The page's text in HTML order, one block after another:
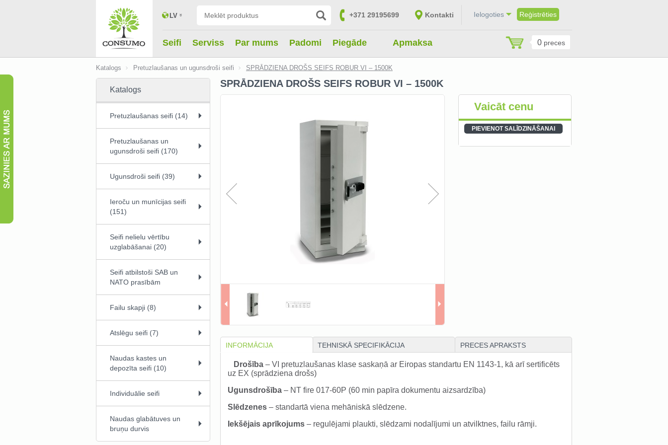
LV +371 29195699 Kontakti Ielogoties Reģistrēties
Seifi Serviss Par mums Padomi Piegāde Apmaksa 0 preces
Katalogs Pretuzlaušanas un ugunsdroši seifi SPRĀDZIENA DROŠS SEIFS ROBUR VI – 1500K
Katalogs
Pretuzlaušanas seifi (14)
Pretuzlaušanas un
ugunsdroši seifi (170)
Ugunsdroši seifi (39)
Ieroču un munīcijas seifi
(151)
Seifi nelielu vērtību
uzglabāšanai (20)
Seifi atbilstoši SAB un
NATO prasībām
Failu skapji (8)
Atslēgu seifi (7)
Naudas kastes un
depozīta seifi (10)
Individuālie seifi
Naudas glabātuves un
bruņu durvis
SPRĀDZIENA DROŠS SEIFS ROBUR VI – 1500K
Vaicāt cenu
PIEVIENOT SALĪDZINĀŠANAI
INFORMĀCIJA TEHNISKĀ SPECIFIKĀCIJA PRECES APRAKSTS
Drošība – VI pretuzlaušanas klase saskaņā ar Eiropas standartu EN 1143-1, kā arī sertificēts
uz EX (sprādziena drošs)
Ugunsdrošība – NT fire 017-60P (60 min papīra dokumentu aizsardzība)
Slēdzenes – standartā viena mehāniskā slēdzene.
Iekšējais aprīkojums – regulējami plaukti, slēdzami nodalījumi un atvilktnes, failu rāmji.